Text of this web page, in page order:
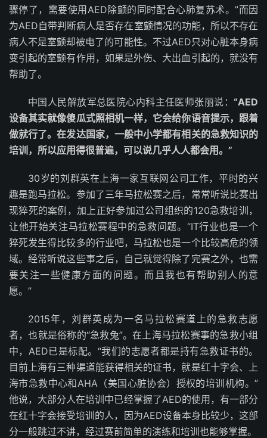
骤停了，需要使用AED除颤的同时配合心肺复苏术。”而因
为AED自带判断病人是否存在室颤情况的功能，所以不存在
病人不是室颤却被电了的可能性。不过AED只对心脏本身病
变引起的室颤有作用，如果是外伤、大出血引起的，就没有
帮助了。
中国人民解放军总医院心内科主任医师张丽说： “AED
设备其实就像傻瓜式照相机一样，它会给你语音提示，跟着
做就行了。在发达国家，一般中小学都有相关的急救知识的
培训，所以应用得很普遍，可以说几乎人人都会用。”
30岁的刘群英在上海一家互联网公司工作，平时的兴
趣是跑马拉松。参加了三年马拉松赛之后，常常听说比赛出
现猝死的案例，加上正好参加过公司组织的120急救培训，
让他开始关注马拉松赛程中的急救问题。“IT行业也是一个
猝死发生得比较多的行业吧，马拉松也是一个比较高危的领
域。经常听说这些事之后，自己就觉得除了完赛之外，也需
要关注一些健康方面的问题。而且我也有帮助别人的意
愿。”
2015年，刘群英成为一名马拉松赛道上的急救志愿
者，也就是俗称的“急救兔”。在上海马拉松赛事的急救小组
中，AED已是标配。“我们的志愿者都是持有急救证书的。
目前上海有三种渠道能获得相关的证书，就是红十字会、上
海市急救中心和AHA（美国心脏协会）授权的培训机构。”
他说，大部分人在培训中已经掌握了AED的使用，有一部分
在红十字会接受培训的人，因为AED设备本身比较少，这部
分一般跳过不讲，经过赛前简单的演练和培训也能够掌握。